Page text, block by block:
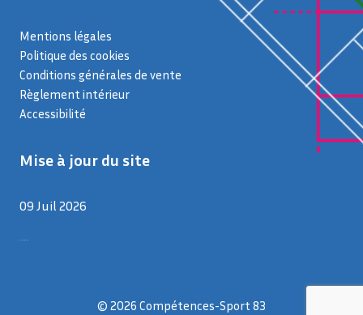
Mentions légales
Politique des cookies
Conditions générales de vente
Règlement intérieur
Accessibilité
Mise à jour du site
09 Juil 2026
© 2026 Compétences-Sport 83